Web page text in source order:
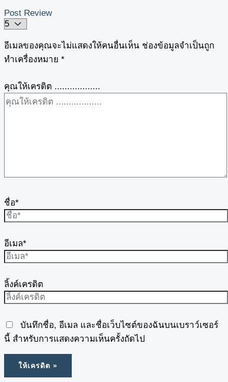
Post Review
อีเมลของคุณจะไม่แสดงให้คนอื่นเห็น ช่องข้อมูลจำเป็นถูก
ทำเครื่องหมาย *
คุณให้เครดิต ..................
ชื่อ*
อีเมล*
ลิ้งค์เครดิต
บันทึกชื่อ, อีเมล และชื่อเว็บไซต์ของฉันบนเบราว์เซอร์
นี้ สำหรับการแสดงความเห็นครั้งถัดไป